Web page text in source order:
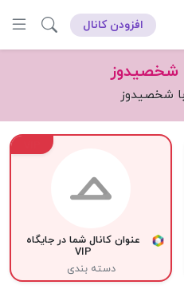
افزودن کانال
شخصیدوز
شخصیدوز
عنوان کانال شما در جایگاه
VIP
دسته بندی